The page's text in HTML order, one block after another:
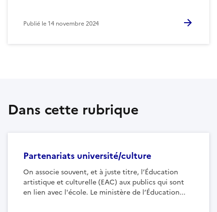
Publié le14 novembre 2024
Dans cette rubrique
Partenariats université/culture
On associe souvent, et à juste titre, l’Éducation
artistique et culturelle (EAC) aux publics qui sont
en lien avec l'école. Le ministère de l’Éducation...